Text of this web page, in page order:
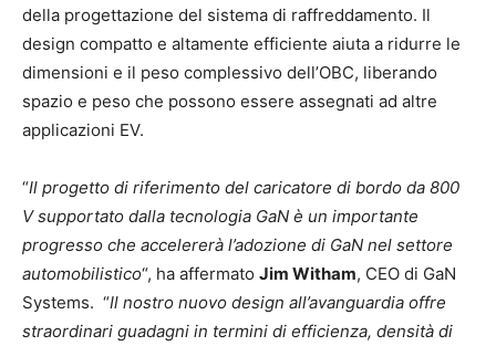
della progettazione del sistema di raffreddamento. Il
design compatto e altamente efficiente aiuta a ridurre le
dimensioni e il peso complessivo dell’OBC, liberando
spazio e peso che possono essere assegnati ad altre
applicazioni EV.
“Il progetto di riferimento del caricatore di bordo da 800
V supportato dalla tecnologia GaN è un importante
progresso che accelererà l’adozione di GaN nel settore
automobilistico“, ha affermato Jim Witham, CEO di GaN
Systems. “Il nostro nuovo design all’avanguardia offre
straordinari guadagni in termini di efficienza, densità di